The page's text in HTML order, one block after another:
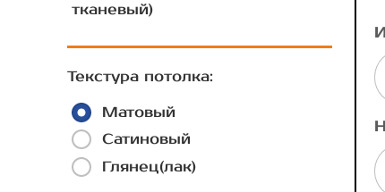
тканевый)
Текстура потолка:
Матовый
Сатиновый
Глянец(лак)